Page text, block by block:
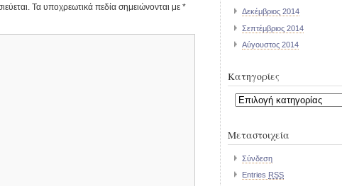
Τα υποχρεωτικά πεδία σημειώνονται με *
Δεκέμβριος 2014
Σεπτέμβριος 2014
Αύγουστος 2014
Kατηγορίες
Kατηγορίες
Μεταστοιχεία
Σύνδεση
Entries RSS